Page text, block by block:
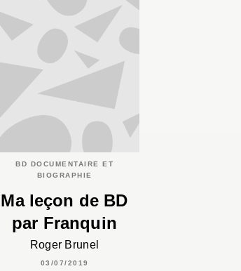
BD DOCUMENTAIRE ET
BIOGRAPHIE
Ma leçon de BD
par Franquin
Roger Brunel
03/07/2019